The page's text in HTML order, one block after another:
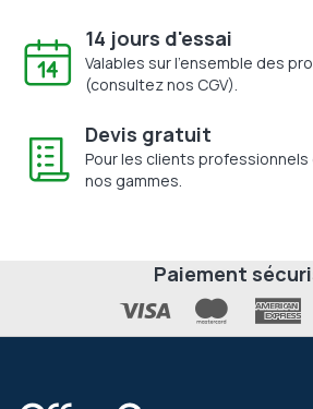
14 jours d'essai
Valables sur l'ensemble des
(consultez nos CGV).
Devis gratuit
Pour les clients
nos gammes.
Paiement